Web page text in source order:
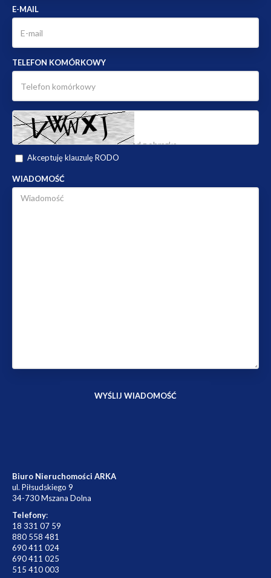
E-MAIL
TELEFON KOMÓRKOWY
Akceptuję klauzulę RODO
WIADOMOŚĆ
Biuro Nieruchomości ARKA
ul. Piłsudskiego 9
34-730 Mszana Dolna
Telefony:
18 331 07 59
880 558 481
690 411 024
690 411 025
515 410 003